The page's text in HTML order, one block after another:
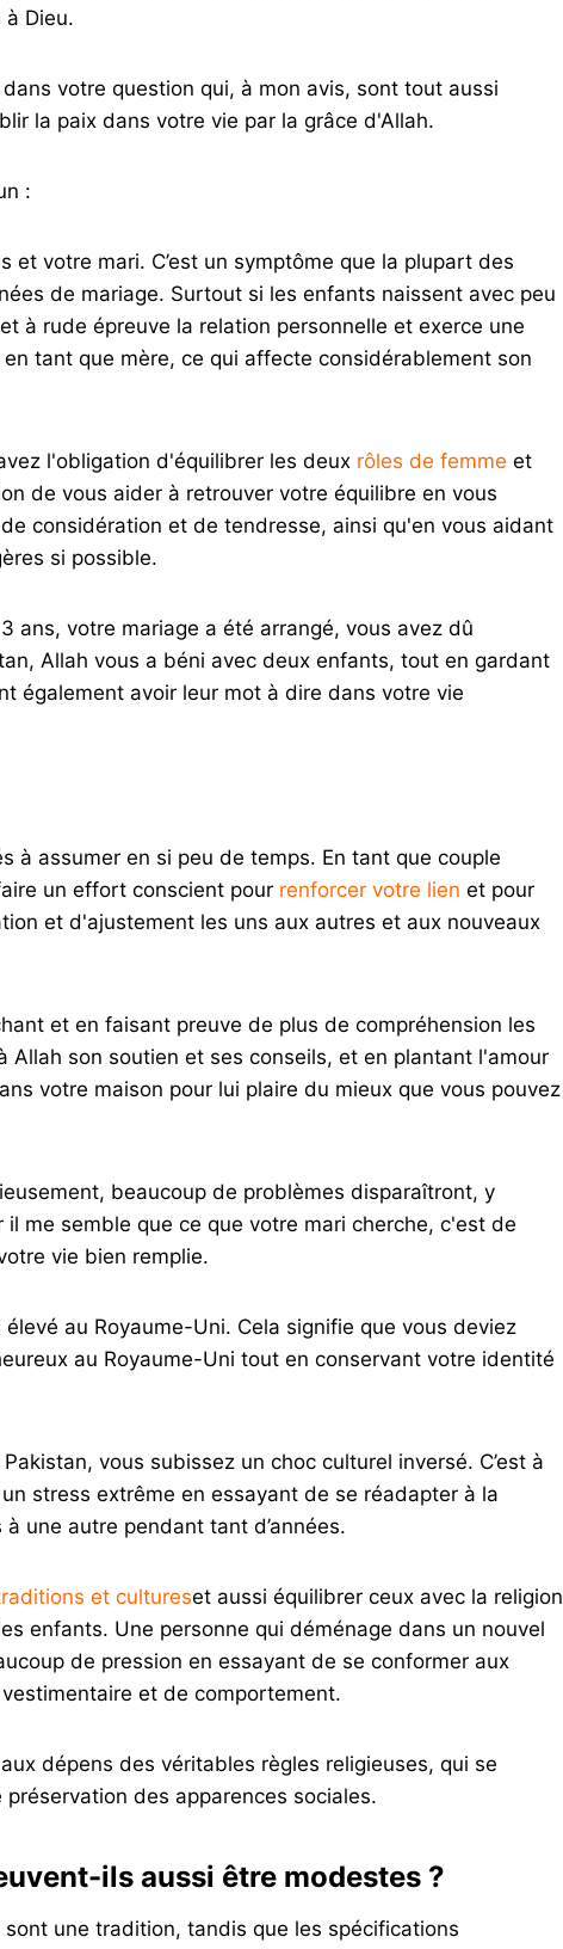
Dieu.
votre question qui, à mon avis, sont tout aussi
la paix dans votre vie par la grâce d'Allah.
:
et votre mari. C’est un symptôme que la plupart des
de mariage. Surtout si les enfants naissent avec peu
à rude épreuve la relation personnelle et exerce une
tant que mère, ce qui affecte considérablement son
l'obligation d'équilibrer les deux rôles de femme et
de vous aider à retrouver votre équilibre en vous
considération et de tendresse, ainsi qu'en vous aidant
si possible.
ans, votre mariage a été arrangé, vous avez dû
Allah vous a béni avec deux enfants, tout en gardant
également avoir leur mot à dire dans votre vie
à assumer en si peu de temps. En tant que couple
un effort conscient pour renforcer votre lien et pour
et d'ajustement les uns aux autres et aux nouveaux
et en faisant preuve de plus de compréhension les
Allah son soutien et ses conseils, et en plantant l'amour
votre maison pour lui plaire du mieux que vous pouvez
beaucoup de problèmes disparaîtront, y
me semble que ce que votre mari cherche, c'est de
vie bien remplie.
au Royaume-Uni. Cela signifie que vous deviez
au Royaume-Uni tout en conservant votre identité
vous subissez un choc culturel inversé. C’est à
stress extrême en essayant de se réadapter à la
une autre pendant tant d’années.
et cultureset aussi équilibrer ceux avec la religion
enfants. Une personne qui déménage dans un nouvel
de pression en essayant de se conformer aux
et de comportement.
dépens des véritables règles religieuses, qui se
des apparences sociales.
ils aussi être modestes ?
une tradition, tandis que les spécifications